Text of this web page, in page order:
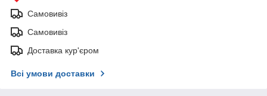
Самовивіз
Самовивіз
Доставка кур'єром
Всі умови доставки